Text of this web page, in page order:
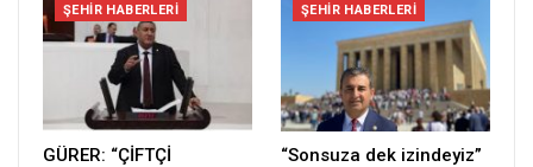
ŞEHIR HABERLERI
GÜRER: “ÇİFTÇİ
ŞEHIR HABERLERI
“Sonsuza dek izindeyiz”